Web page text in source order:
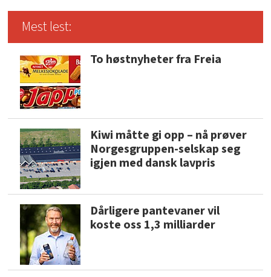
Mest lest:
To høstnyheter fra Freia
Kiwi måtte gi opp – nå prøver
Norgesgruppen-selskap seg
igjen med dansk lavpris
Dårligere pantevaner vil
koste oss 1,3 milliarder